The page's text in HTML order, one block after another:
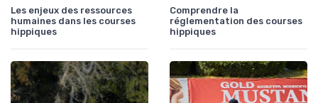
Les enjeux des ressources
humaines dans les courses
hippiques
Comprendre la
réglementation des courses
hippiques